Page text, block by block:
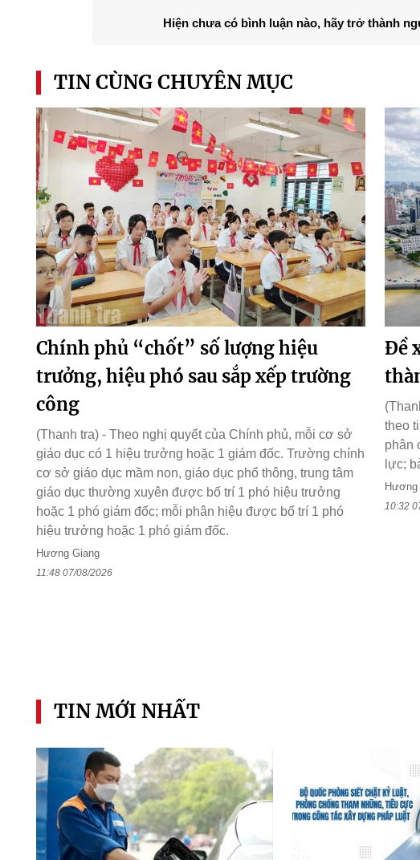
Hiện chưa có bình luận nào, hãy trở thành
TIN CÙNG CHUYÊN MỤC
Chính phủ “chốt” số lượng hiệu
trưởng, hiệu phó sau sắp xếp trường
công
(Thanh tra) - Theo nghị quyết của Chính phủ, mỗi cơ sở
giáo dục có 1 hiệu trưởng hoặc 1 giám đốc. Trường chính
cơ sở giáo dục mầm non, giáo dục phổ thông, trung tâm
giáo dục thường xuyên được bố trí 1 phó hiệu trưởng
hoặc 1 phó giám đốc; mỗi phân hiệu được bố trí 1 phó
hiệu trưởng hoặc 1 phó giám đốc.
Hương Giang
11:48 07/08/2026
Đề
theo
phân
lực;
Hương
10:32
TIN MỚI NHẤT